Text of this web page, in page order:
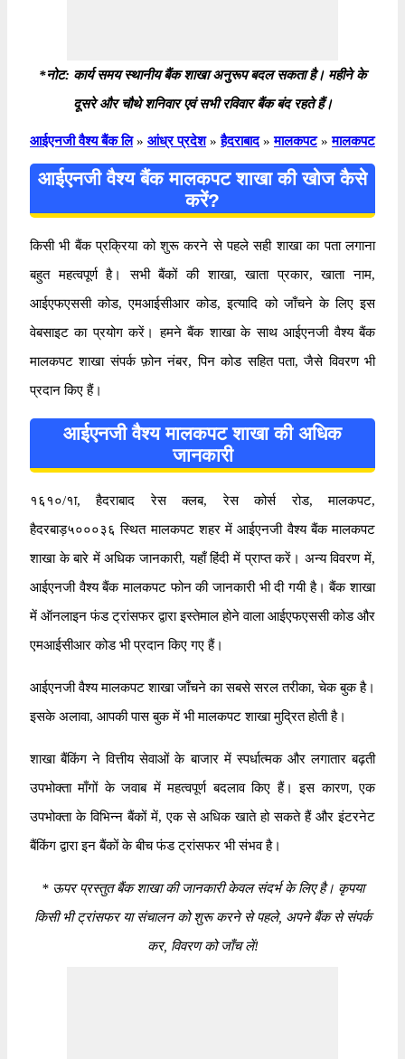
*नोट: कार्य समय स्थानीय बैंक शाखा अनुरूप बदल सकता है। महीने के
दूसरे और चौथे शनिवार एवं सभी रविवार बैंक बंद रहते हैं।
आईएनजी वैश्य बैंक लि » आंध्र प्रदेश » हैदराबाद » मालकपट » मालकपट
आईएनजी वैश्य बैंक मालकपट शाखा की खोज कैसे
करें?
किसी भी बैंक प्रक्रिया को शुरू करने से पहले सही शाखा का पता लगाना
बहुत महत्वपूर्ण है। सभी बैंकों की शाखा, खाता प्रकार, खाता नाम,
आईएफएससी कोड, एमआईसीआर कोड, इत्यादि को जाँचने के लिए इस
वेबसाइट का प्रयोग करें। हमने बैंक शाखा के साथ आईएनजी वैश्य बैंक
मालकपट शाखा संपर्क फ़ोन नंबर, पिन कोड सहित पता, जैसे विवरण भी
प्रदान किए हैं।
आईएनजी वैश्य मालकपट शाखा की अधिक
जानकारी
१६१०/१ा, हैदराबाद रेस क्लब, रेस कोर्स रोड, मालकपट,
हैदरबाड़५०००३६ स्थित मालकपट शहर में आईएनजी वैश्य बैंक मालकपट
शाखा के बारे में अधिक जानकारी, यहाँ हिंदी में प्राप्त करें। अन्य विवरण में,
आईएनजी वैश्य बैंक मालकपट फोन की जानकारी भी दी गयी है। बैंक शाखा
में ऑनलाइन फंड ट्रांसफर द्वारा इस्तेमाल होने वाला आईएफएससी कोड और
एमआईसीआर कोड भी प्रदान किए गए हैं।
आईएनजी वैश्य मालकपट शाखा जाँचने का सबसे सरल तरीका, चेक बुक है।
इसके अलावा, आपकी पास बुक में भी मालकपट शाखा मुद्रित होती है।
शाखा बैंकिंग ने वित्तीय सेवाओं के बाजार में स्पर्धात्मक और लगातार बढ़ती
उपभोक्ता माँगों के जवाब में महत्वपूर्ण बदलाव किए हैं। इस कारण, एक
उपभोक्ता के विभिन्न बैंकों में, एक से अधिक खाते हो सकते हैं और इंटरनेट
बैंकिंग द्वारा इन बैंकों के बीच फंड ट्रांसफर भी संभव है।
*ऊपर प्रस्तुत बैंक शाखा की जानकारी केवल संदर्भ के लिए है। कृपया
किसी भी ट्रांसफर या संचालन को शुरू करने से पहले, अपने बैंक से संपर्क
कर, विवरण को जाँच लें!